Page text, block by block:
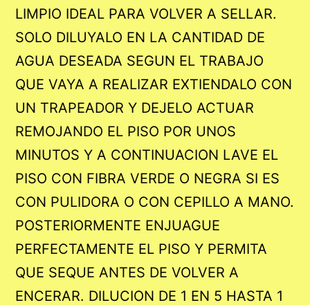
LIMPIO IDEAL PARA VOLVER A SELLAR.
SOLO DILUYALO EN LA CANTIDAD DE
AGUA DESEADA SEGUN EL TRABAJO
QUE VAYA A REALIZAR EXTIENDALO CON
UN TRAPEADOR Y DEJELO ACTUAR
REMOJANDO EL PISO POR UNOS
MINUTOS Y A CONTINUACION LAVE EL
PISO CON FIBRA VERDE O NEGRA SI ES
CON PULIDORA O CON CEPILLO A MANO.
POSTERIORMENTE ENJUAGUE
PERFECTAMENTE EL PISO Y PERMITA
QUE SEQUE ANTES DE VOLVER A
ENCERAR. DILUCION DE 1 EN 5 HASTA 1